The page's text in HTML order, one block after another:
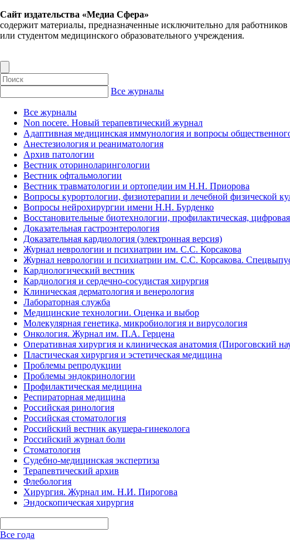
Сайт издательства «Медиа Сфера»
содержит материалы, предназначенные исключительно для
или студентом медицинского образовательного учреждения.
Все журналы
Все журналы
Non nocere. Новый терапевтический журнал
Адаптивная медицинская иммунология и вопросы
Анестезиология и реаниматология
Архив патологии
Вестник оториноларингологии
Вестник офтальмологии
Вестник травматологии и ортопедии им Н.Н. Приорова
Вопросы курортологии, физиотерапии и лечебной физической
Вопросы нейрохирургии имени Н.Н. Бурденко
Восстановительные биотехнологии, профилактическая,
Доказательная гастроэнтерология
Доказательная кардиология (электронная версия)
Журнал неврологии и психиатрии им. С.С. Корсакова
Журнал неврологии и психиатрии им. С.С. Корсакова.
Кардиологический вестник
Кардиология и сердечно-сосудистая хирургия
Клиническая дерматология и венерология
Лабораторная служба
Медицинские технологии. Оценка и выбор
Молекулярная генетика, микробиология и вирусология
Онкология. Журнал им. П.А. Герцена
Оперативная хирургия и клиническая анатомия (Пироговский
Пластическая хирургия и эстетическая медицина
Проблемы репродукции
Проблемы эндокринологии
Профилактическая медицина
Респираторная медицина
Российская ринология
Российская стоматология
Российский вестник акушера-гинеколога
Российский журнал боли
Стоматология
Судебно-медицинская экспертиза
Терапевтический архив
Флебология
Хирургия. Журнал им. Н.И. Пирогова
Эндоскопическая хирургия
Все года